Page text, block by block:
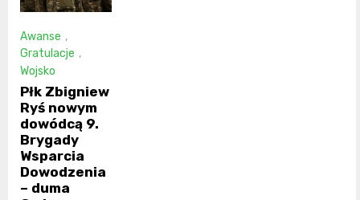
Awanse ,
Gratulacje ,
Wojsko
Płk Zbigniew
Ryś nowym
dowódcą 9.
Brygady
Wsparcia
Dowodzenia
– duma